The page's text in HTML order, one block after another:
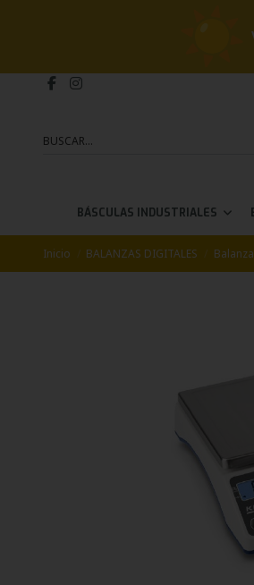
BÁSCULAS INDUSTRIALES
Inicio BALANZAS DIGITALES